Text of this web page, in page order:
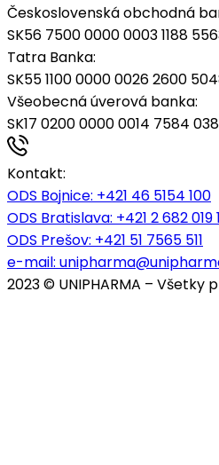
Československá obchodná
SK56 7500 0000 0003 1188
Tatra Banka:
SK55 1100 0000 0026 2600
Všeobecná úverová banka:
SK17 0200 0000 0014 7584
Kontakt:
ODS Bojnice: +421 46 5154 100
ODS Bratislava: +421 2 682 019
ODS Prešov: +421 51 7565 511
e-mail:
2023 © UNIPHARMA – Všetky